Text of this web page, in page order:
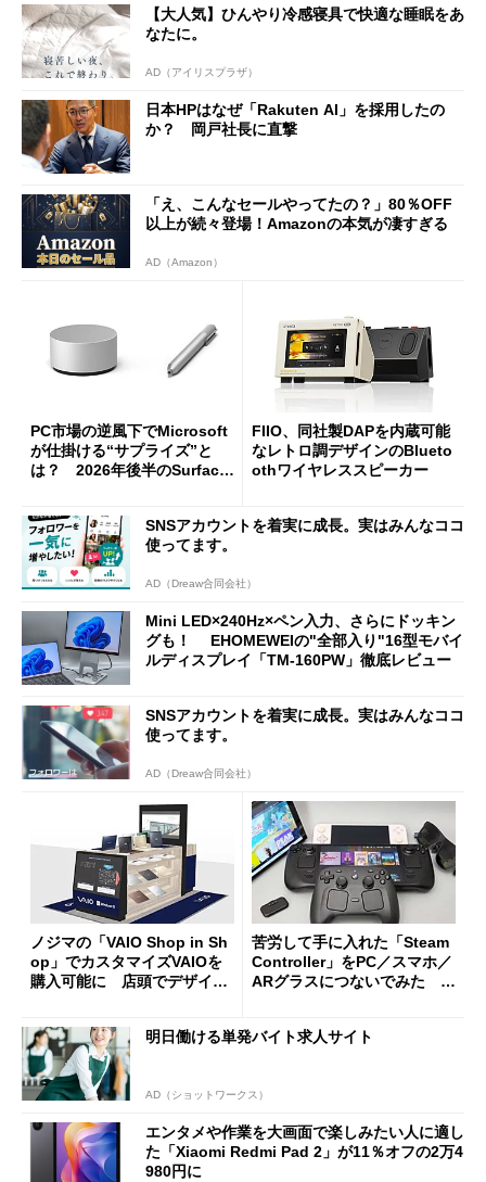
【大人気】ひんやり冷感寝具で快適な睡眠をあ
なたに。
AD（アイリスプラザ）
日本HPはなぜ「Rakuten AI」を採用したの
か？ 岡戸社長に直撃
「え、こんなセールやってたの？」80％OFF
以上が続々登場！Amazonの本気が凄すぎる
AD（Amazon）
PC市場の逆風下でMicrosoft
が仕掛ける“サプライズ”と
は？ 2026年後半のSurface
FIIO、同社製DAPを内蔵可能
なレトロ調デザインのBlueto
othワイヤレススピーカー
SNSアカウントを着実に成長。実はみんなココ
使ってます。
AD（Dreaw合同会社）
Mini LED×240Hz×ペン入力、さらにドッキン
グも！ EHOMEWEIの"全部入り"16型モバイ
ルディスプレイ「TM-160PW」徹底レビュー
SNSアカウントを着実に成長。実はみんなココ
使ってます。
AD（Dreaw合同会社）
ノジマの「VAIO Shop in Sh
op」でカスタマイズVAIOを
購入可能に 店頭でデザイン
苦労して手に入れた「Steam
Controller」をPC／スマホ／
ARグラスにつないでみた ゲ
明日働ける単発バイト求人サイト
AD（ショットワークス）
エンタメや作業を大画面で楽しみたい人に適し
た「Xiaomi Redmi Pad 2」が11％オフの2万4
980円に